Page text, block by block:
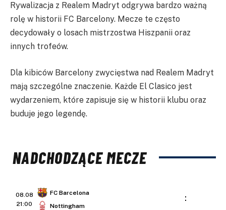
Rywalizacja z Realem Madryt odgrywa bardzo ważną
rolę w historii FC Barcelony. Mecze te często
decydowały o losach mistrzostwa Hiszpanii oraz
innych trofeów.
Dla kibiców Barcelony zwycięstwa nad Realem Madryt
mają szczególne znaczenie. Każde El Clasico jest
wydarzeniem, które zapisuje się w historii klubu oraz
buduje jego legendę.
NADCHODZĄCE MECZE
08.08
21:00
FC Barcelona
Nottingham
: